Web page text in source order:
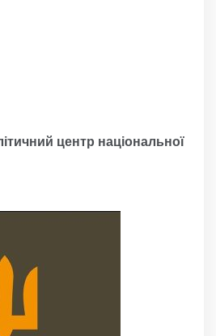
центр національної